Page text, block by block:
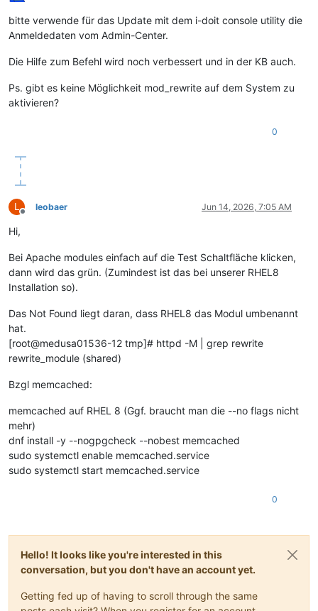
bitte verwende für das Update mit dem i-doit console utility die
Anmeldedaten vom Admin-Center.
Die Hilfe zum Befehl wird noch verbessert und in der KB auch.
Ps. gibt es keine Möglichkeit mod_rewrite auf dem System zu
aktivieren?
0
L
Offline
leobaer Jun 14, 2026, 7:05 AM
Hi,
Bei Apache modules einfach auf die Test Schaltfläche klicken,
dann wird das grün. (Zumindest ist das bei unserer RHEL8
Installation so).
Das Not Found liegt daran, dass RHEL8 das Modul umbenannt
hat.
[root@medusa01536-12 tmp]# httpd -M | grep rewrite
rewrite_module (shared)
Bzgl memcached:
memcached auf RHEL 8 (Ggf. braucht man die --no flags nicht
mehr)
dnf install -y --nogpgcheck --nobest memcached
sudo systemctl enable memcached.service
sudo systemctl start memcached.service
0
Hello! It looks like you're interested in this
conversation, but you don't have an account yet.
Getting fed up of having to scroll through the same